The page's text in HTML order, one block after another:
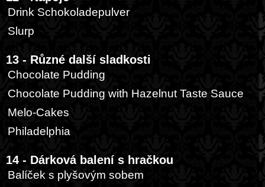
Drink Schokoladepulver
Slurp
13 - Různé další sladkosti
Chocolate Pudding
Chocolate Pudding with Hazelnut Taste Sauce
Melo-Cakes
Philadelphia
14 - Dárková balení s hračkou
Balíček s plyšovým sobem